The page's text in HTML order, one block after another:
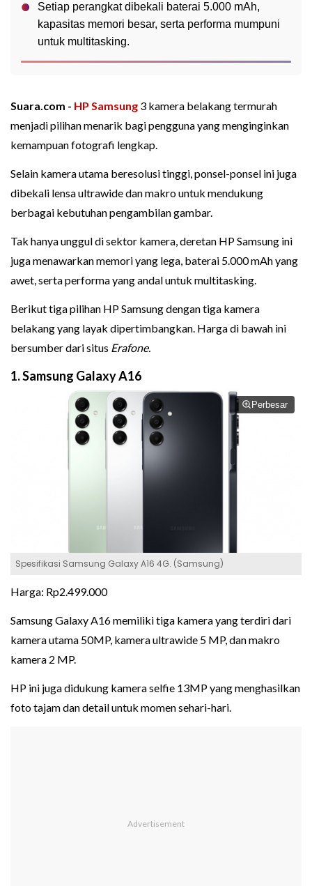
Setiap perangkat dibekali baterai 5.000 mAh,
kapasitas memori besar, serta performa mumpuni
untuk multitasking.
Suara.com - HP Samsung 3 kamera belakang termurah
menjadi pilihan menarik bagi pengguna yang menginginkan
kemampuan fotografi lengkap.
Selain kamera utama beresolusi tinggi, ponsel-ponsel ini juga
dibekali lensa ultrawide dan makro untuk mendukung
berbagai kebutuhan pengambilan gambar.
Tak hanya unggul di sektor kamera, deretan HP Samsung ini
juga menawarkan memori yang lega, baterai 5.000 mAh yang
awet, serta performa yang andal untuk multitasking.
Berikut tiga pilihan HP Samsung dengan tiga kamera
belakang yang layak dipertimbangkan. Harga di bawah ini
bersumber dari situs Erafone.
1. Samsung Galaxy A16
Perbesar
Spesifikasi Samsung Galaxy A16 4G. (Samsung)
Harga: Rp2.499.000
Samsung Galaxy A16 memiliki tiga kamera yang terdiri dari
kamera utama 50MP, kamera ultrawide 5 MP, dan makro
kamera 2 MP.
HP ini juga didukung kamera selfie 13MP yang menghasilkan
foto tajam dan detail untuk momen sehari-hari.